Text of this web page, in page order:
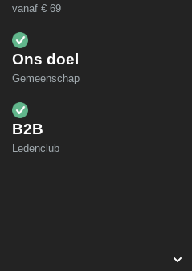
vanaf € 69
Ons doel
Gemeenschap
B2B
Ledenclub